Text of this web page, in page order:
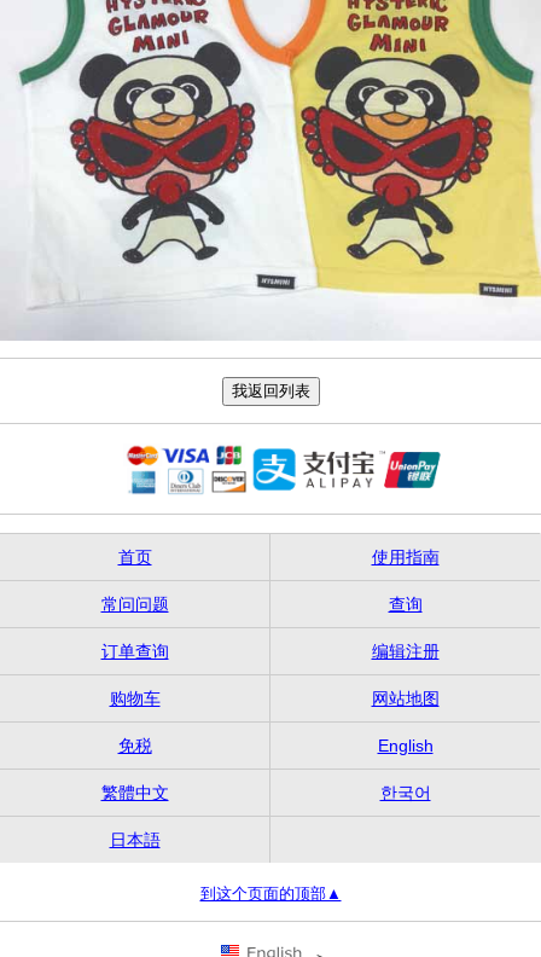
首页 使用指南
常问问题 查询
订单查询 编辑注册
购物车 网站地图
免税 English
繁體中文 한국어
日本語
到这个页面的顶部▲